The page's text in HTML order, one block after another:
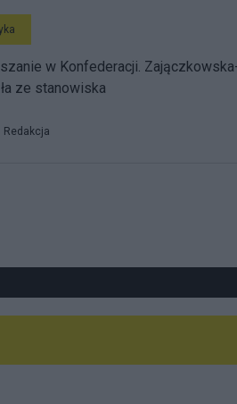
w Konfederacji.
ze stanowiska
Redakcja